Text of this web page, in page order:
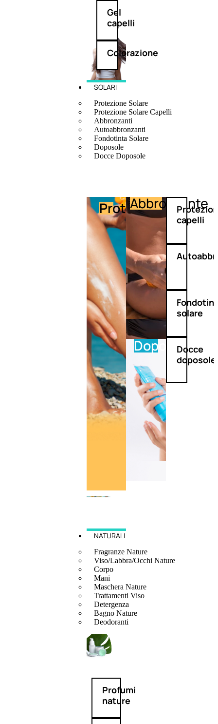
Gel
capelli
Colorazione
SOLARI
Protezione Solare
Protezione Solare Capelli
Abbronzanti
Autoabbronzanti
Fondotinta Solare
Doposole
Docce Doposole
Protezione
Abbronzante
Doposole
capelli
solare
Docce
doposole
NATURALI
Fragranze Nature
Viso/Labbra/Occhi Nature
Corpo
Mani
Maschera Nature
Trattamenti Viso
Detergenza
Bagno Nature
Deodoranti
Profumi
nature